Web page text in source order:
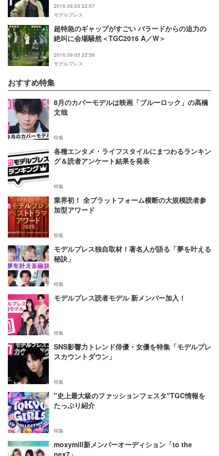
2016.09.03 22:57
モデルプレス
超特急のギャップがすごい バラードからの迫力の
絶叫に会場騒然＜TGC2016 A／W＞
2016.09.03 22:56
モデルプレス
おすすめ特集
8月のカバーモデルは映画「ブルーロック」の高橋
文哉
特集
各種エンタメ・ライフスタイルにまつわるランキン
グ＆読者アンケート結果を発表
特集
業界初！ 全プラットフォーム横断の大規模読者参
加型アワード
特集
モデルプレス独自取材！著名人が語る「夢を叶える
秘訣」
特集
モデルプレス読者モデル 新メンバー加入！
特集
SNS影響力トレンド俳優・女優を特集「モデルプレ
スカウントダウン」
特集
"史上最大級のファッションフェスタ"TGC情報を
たっぷり紹介
特集
moxymill新メンバーオーディション「to the